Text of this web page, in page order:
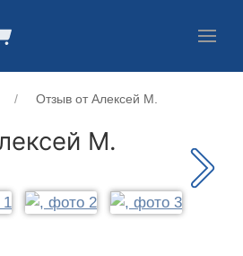
Отзыв от Алексей М.
М.